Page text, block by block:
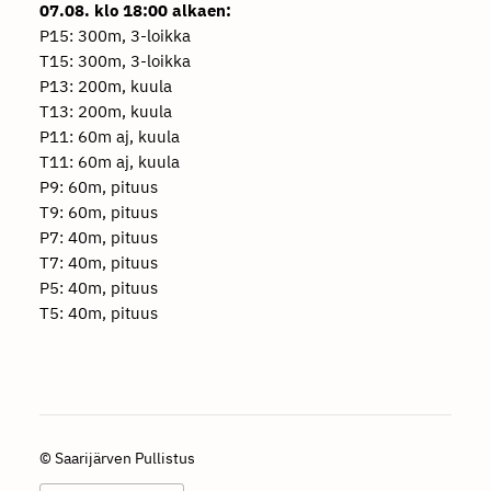
07.08. klo 18:00 alkaen:
P15: 300m, 3-loikka
T15: 300m, 3-loikka
P13: 200m, kuula
T13: 200m, kuula
P11: 60m aj, kuula
T11: 60m aj, kuula
P9: 60m, pituus
T9: 60m, pituus
P7: 40m, pituus
T7: 40m, pituus
P5: 40m, pituus
T5: 40m, pituus
© Saarijärven Pullistus